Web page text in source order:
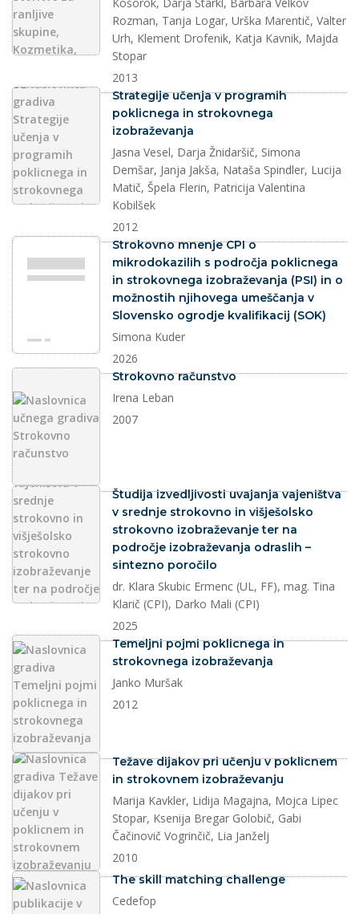
Rozman, Tanja Logar, Urška Marentič, Valter
Urh, Klement Drofenik, Katja Kavnik, Majda
Stopar
2013
dokument
Strategije učenja v programih
poklicnega in strokovnega
izobraževanja
Jasna Vesel, Darja Žnidaršič, Simona
Demšar, Janja Jakša, Nataša Spindler, Lucija
Matič, Špela Flerin, Patricija Valentina
Kobilšek
2012
dokument
Strokovno mnenje CPI o
mikrodokazilih s področja poklicnega
in strokovnega izobraževanja (PSI) in o
možnostih njihovega umeščanja v
Slovensko ogrodje kvalifikacij (SOK)
Simona Kuder
2026
dokument
Strokovno računstvo
Irena Leban
2007
dokument
Študija izvedljivosti uvajanja vajeništva
v srednje strokovno in višješolsko
strokovno izobraževanje ter na
področje izobraževanja odraslih –
sintezno poročilo
dr. Klara Skubic Ermenc (UL, FF), mag. Tina
Klarič (CPI), Darko Mali (CPI)
2025
dokument
Temeljni pojmi poklicnega in
strokovnega izobraževanja
Janko Muršak
2012
dokument
Težave dijakov pri učenju v poklicnem
in strokovnem izobraževanju
Marija Kavkler, Lidija Magajna, Mojca Lipec
Stopar, Ksenija Bregar Golobič, Gabi
Čačinovič Vogrinčič, Lia Janželj
2010
dokument
The skill matching challenge
Cedefop